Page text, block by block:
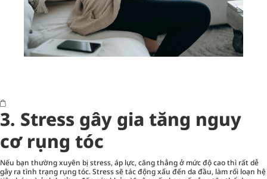
3. Stress gây gia tăng nguy
cơ rụng tóc
Nếu bạn thường xuyên bị stress, áp lực, căng thẳng ở mức độ cao thì rất dễ
gây ra tình trạng rụng tóc. Stress sẽ tác động xấu đến da đầu, làm rối loạn hệ